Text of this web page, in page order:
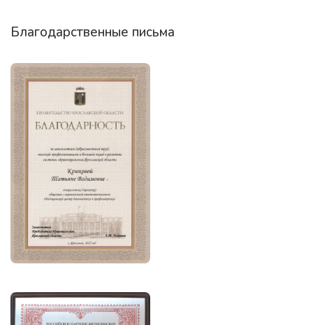
Благодарственные письма